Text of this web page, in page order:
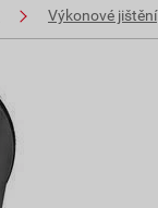
Výkonové jištění